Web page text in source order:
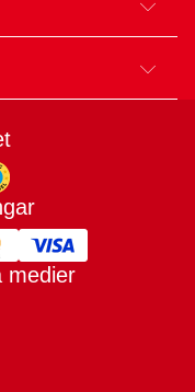
E-handel
medier
Facebook
SE LinkIn